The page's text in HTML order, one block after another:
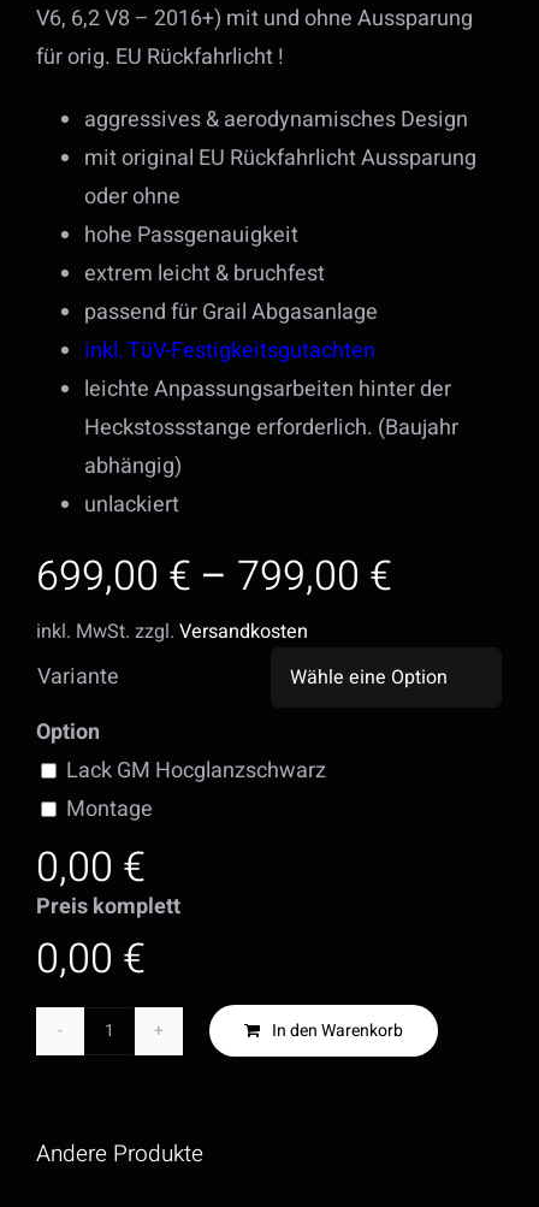
V6, 6,2 V8 – 2016+) mit und ohne Aussparung
für orig. EU Rückfahrlicht !
aggressives & aerodynamisches Design
mit original EU Rückfahrlicht Aussparung
oder ohne
hohe Passgenauigkeit
extrem leicht & bruchfest
passend für Grail Abgasanlage
inkl. TüV-Festigkeitsgutachten
leichte Anpassungsarbeiten hinter der
Heckstossstange erforderlich. (Baujahr
abhängig)
unlackiert
699,00 € – 799,00 €
inkl. MwSt. zzgl. Versandkosten
Variante
Option
Lack GM Hocglanzschwarz
Montage
0,00 €
Preis komplett
0,00 €
SlyStyle
Rohr
In den Warenkorb
Andere Produkte